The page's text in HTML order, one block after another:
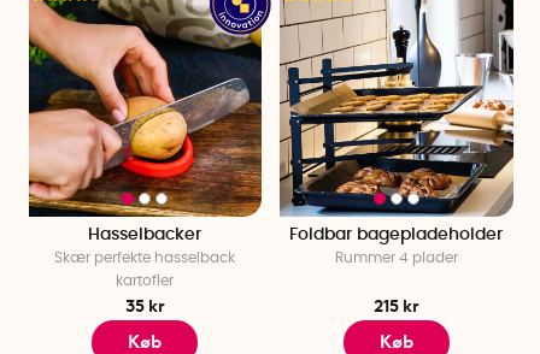
Hasselbacker
Skær perfekte hasselback
kartofler
35 kr
Køb
Foldbar bagepladeholder
Rummer 4 plader
215 kr
Køb